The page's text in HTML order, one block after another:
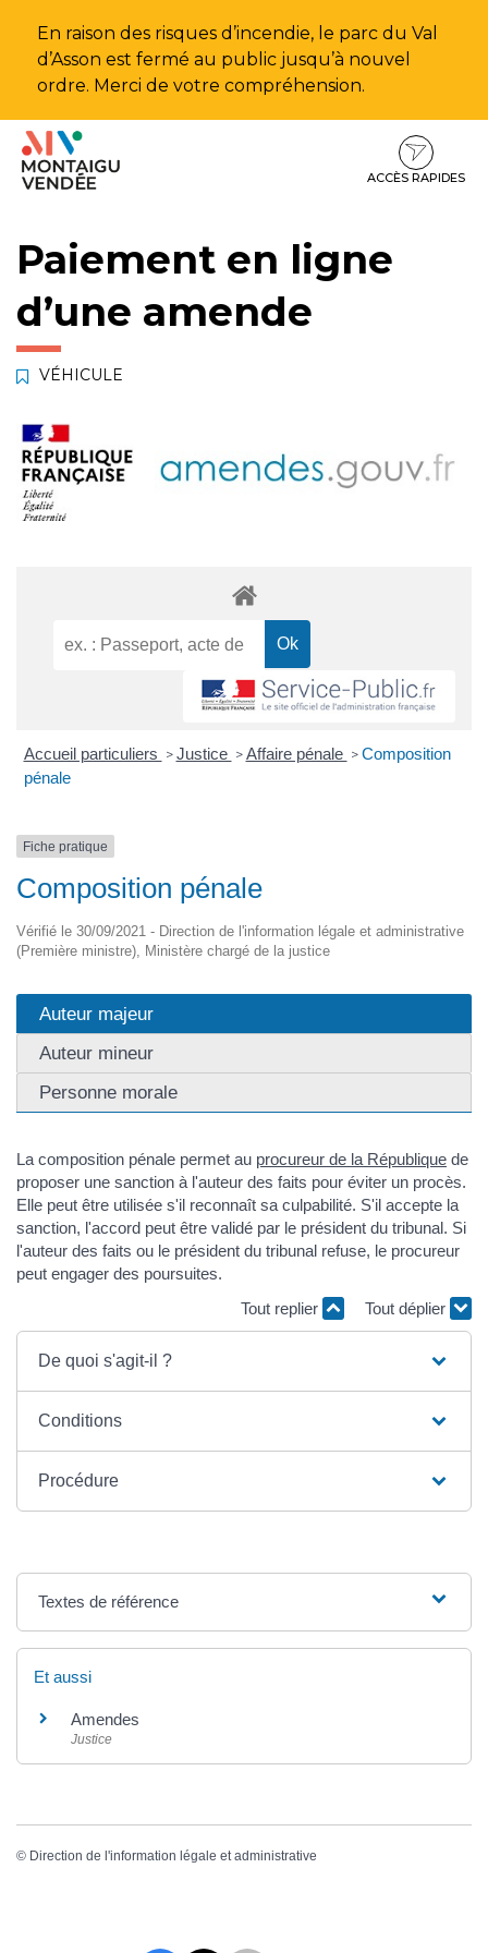
En raison des risques d’incendie, le parc du Val
d’Asson est fermé au public jusqu’à nouvel
ordre. Merci de votre compréhension.
Aller
Aller
contenu
Aller
pied
ACCÈS RAPIDES
Paiement en ligne
d’une amende
VÉHICULE
Accueil particuliers > Justice > Affaire pénale > Composition
pénale
Fiche pratique
Composition pénale
Vérifié le 30/09/2021 - Direction de l'information légale et administrative
(Première ministre), Ministère chargé de la justice
Auteur majeur
Auteur mineur
Personne morale
La composition pénale permet au procureur de la République de
proposer une sanction à l'auteur des faits pour éviter un procès.
Elle peut être utilisée s'il reconnaît sa culpabilité. S'il accepte la
sanction, l'accord peut être validé par le président du tribunal. Si
l'auteur des faits ou le président du tribunal refuse, le procureur
peut engager des poursuites.
Tout replier
Tout déplier
De quoi s'agit-il ?
Conditions
Procédure
Textes de référence
Et aussi
Amendes
Justice
© Direction de l'information légale et administrative